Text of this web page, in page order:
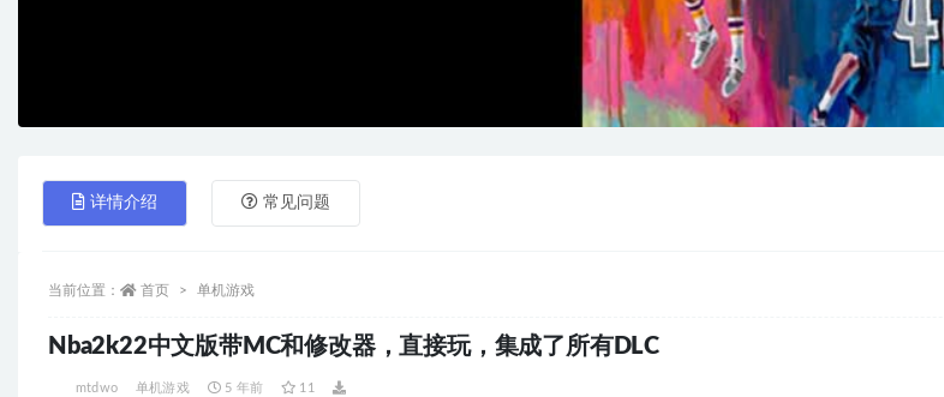
详情介绍 常见问题
当前位置： 首页 单机游戏
Nba2k22中文版带MC和修改器，直接玩，集成了所有DLC
mtdwo 单机游戏 5 年前 11